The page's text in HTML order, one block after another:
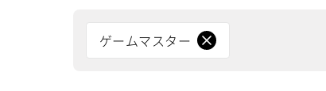
ゲームマスター